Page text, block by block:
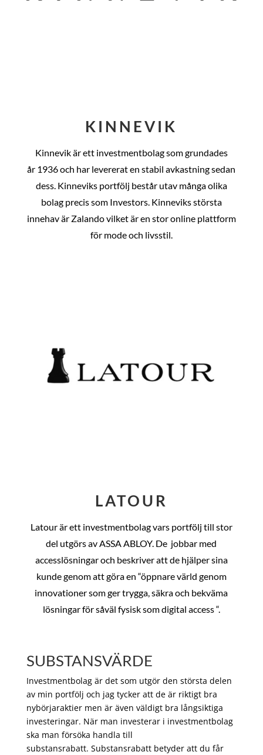
KINNEVIK
Kinnevik är ett investmentbolag som grundades
år 1936 och har levererat en stabil avkastning sedan
dess. Kinneviks portfölj består utav många olika
bolag precis som Investors. Kinneviks största
innehav är Zalando vilket är en stor online plattform
för mode och livsstil.
LATOUR
Latour är ett investmentbolag vars portfölj till stor
del utgörs av ASSA ABLOY. De jobbar med
accesslösningar och beskriver att de hjälper sina
kunde genom att göra en “öppnare värld genom
innovationer som ger trygga, säkra och bekväma
lösningar för såväl fysisk som digital access “.
SUBSTANSVÄRDE
Investmentbolag är det som utgör den största delen
av min portfölj och jag tycker att de är riktigt bra
nybörjaraktier men är även väldigt bra långsiktiga
investeringar. När man investerar i investmentbolag
ska man försöka handla till
substansrabatt. Substansrabatt betyder att du får